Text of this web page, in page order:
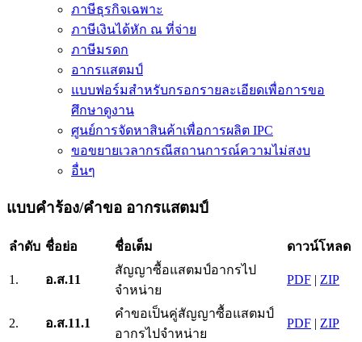
ภาษีธุรกิจเฉพาะ
ภาษีเงินได้หัก ณ ที่จ่าย
ภาษีมรดก
อากรแสตมป์
แบบฟอร์มสำหรับกรอกรายละเอียดเพื่อการขอ
ศึกษาดูงาน
ศูนย์การจัดหาสินค้าเพื่อการผลิต IPC
ขอขยายเวลากรณีสถานการณ์ความไม่สงบ
อื่นๆ
แบบคำร้อง/คำขอ อากรแสตมป์
ลำดับ ชื่อย่อ ชื่อเต็ม ดาวน์โหลด
1. อ.ส.11
สัญญาซื้อแสตมป์อากรไป
จำหน่าย
PDF | ZIP
2. อ.ส.11.1
คำขอเป็นคู่สัญญาซื้อแสตมป์
อากรไปจำหน่าย
PDF | ZIP